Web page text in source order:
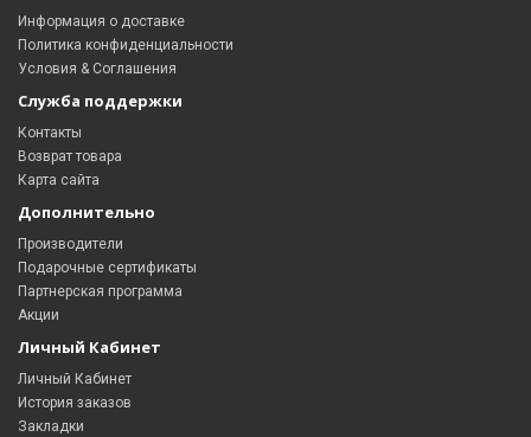
Информация о доставке
Политика конфиденциальности
Условия & Соглашения
Служба поддержки
Контакты
Возврат товара
Карта сайта
Дополнительно
Производители
Подарочные сертификаты
Партнерская программа
Акции
Личный Кабинет
Личный Кабинет
История заказов
Закладки